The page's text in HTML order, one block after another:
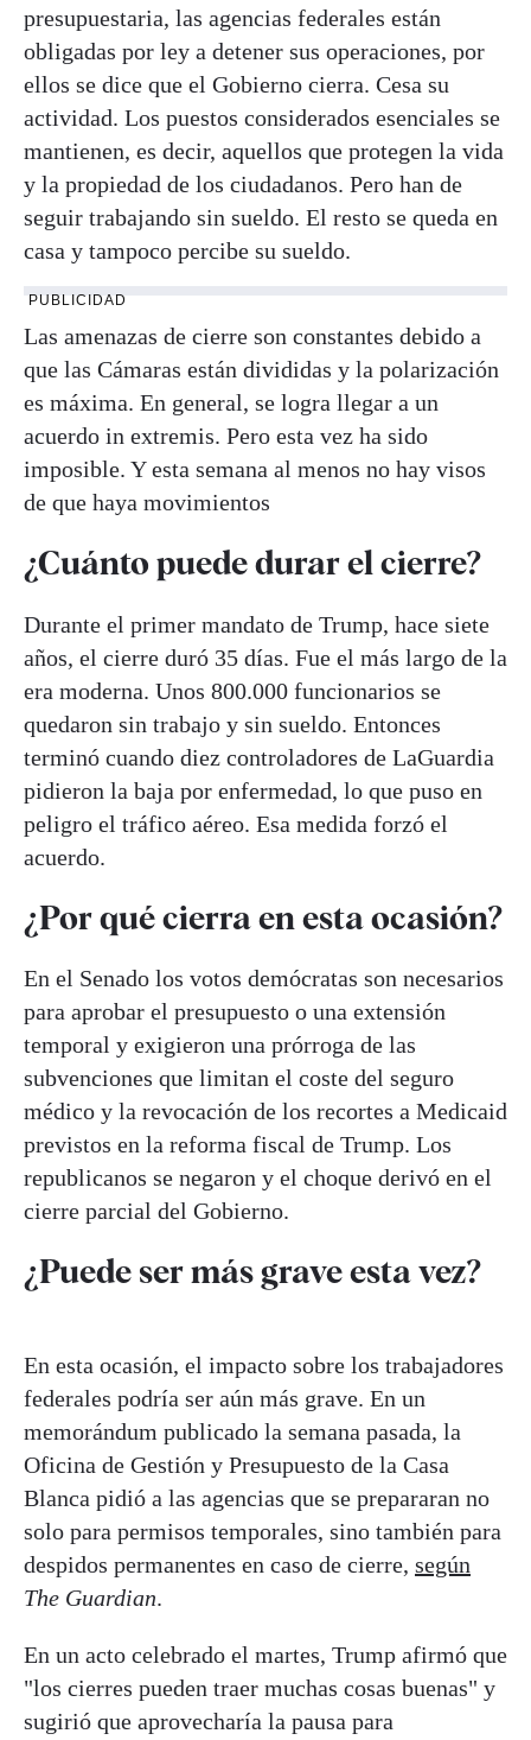
presupuestaria, las agencias federales están
obligadas por ley a detener sus operaciones, por
ellos se dice que el Gobierno cierra. Cesa su
actividad. Los puestos considerados esenciales se
mantienen, es decir, aquellos que protegen la vida
y la propiedad de los ciudadanos. Pero han de
seguir trabajando sin sueldo. El resto se queda en
casa y tampoco percibe su sueldo.
PUBLICIDAD
Las amenazas de cierre son constantes debido a
que las Cámaras están divididas y la polarización
es máxima. En general, se logra llegar a un
acuerdo in extremis. Pero esta vez ha sido
imposible. Y esta semana al menos no hay visos
de que haya movimientos
¿Cuánto puede durar el cierre?
Durante el primer mandato de Trump, hace siete
años, el cierre duró 35 días. Fue el más largo de la
era moderna. Unos 800.000 funcionarios se
quedaron sin trabajo y sin sueldo. Entonces
terminó cuando diez controladores de LaGuardia
pidieron la baja por enfermedad, lo que puso en
peligro el tráfico aéreo. Esa medida forzó el
acuerdo.
¿Por qué cierra en esta ocasión?
En el Senado los votos demócratas son necesarios
para aprobar el presupuesto o una extensión
temporal y exigieron una prórroga de las
subvenciones que limitan el coste del seguro
médico y la revocación de los recortes a Medicaid
previstos en la reforma fiscal de Trump. Los
republicanos se negaron y el choque derivó en el
cierre parcial del Gobierno.
¿Puede ser más grave esta vez?
En esta ocasión, el impacto sobre los trabajadores
federales podría ser aún más grave. En un
memorándum publicado la semana pasada, la
Oficina de Gestión y Presupuesto de la Casa
Blanca pidió a las agencias que se prepararan no
solo para permisos temporales, sino también para
despidos permanentes en caso de cierre, según
The Guardian.
En un acto celebrado el martes, Trump afirmó que
"los cierres pueden traer muchas cosas buenas" y
sugirió que aprovecharía la pausa para